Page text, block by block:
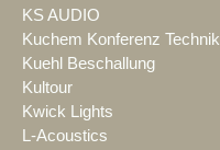
KS AUDIO
Kuchem Konferenz Technik
Kuehl Beschallung
Kultour
Kwick Lights
L-Acoustics